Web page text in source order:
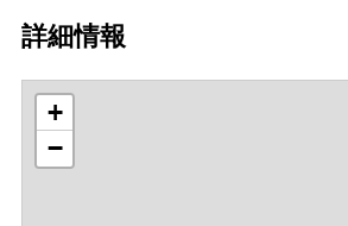
詳細情報
+
−